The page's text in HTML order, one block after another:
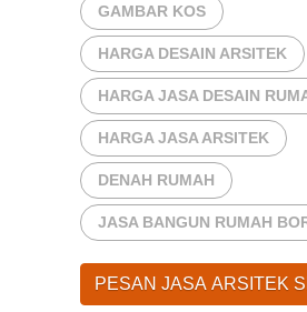
GAMBAR KOS
HARGA DESAIN ARSITEK
HARGA JASA DESAIN
HARGA JASA ARSITEK
DENAH RUMAH
JASA BANGUN RUMAH
PESAN JASA ARSITEK